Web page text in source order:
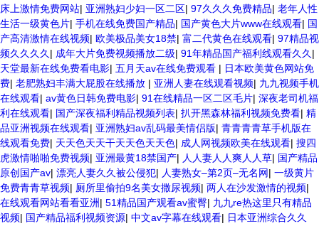
床上激情免费网站| 亚洲熟妇少妇一区二区| 97久久久免费精品| 老年人性
生活一级黄色片| 手机在线免费国产精品| 国产黄色大片www在线观看| 国
产高清激情在线视频| 欧美极品美女18禁| 富二代黄色在线观看| 97精品视
频久久久久 | 成年大片免费视频播放二级| 91年精品国产福利线观看久久 |
天堂最新在线免费看电影| 五月天av在线免费观看 | 日本欧美黄色网站免
费| 老肥熟妇丰满大屁股在线播放 | 亚洲人妻在线观看视频| 九九视频手机
在线观看| av黄色日韩免费电影| 91在线精品一区二区毛片| 深夜老司机福
利在线观看| 国产深夜福利精品视频列表| 扒开黑森林福利视频免费看| 精
品亚洲视频在线观看| 亚洲熟妇av乱码最美情侣版| 青青青青草手机版在
线观看免费| 天天色天天干天天色天天色| 成人网视频欧美在线观看| 搜四
虎激情啪啪免费视频| 亚洲最黄18禁国产| 人人妻人人爽人人草| 国产精品
原创国产av| 漂亮人妻久久被公侵犯| 人妻熟女–第2页–无名网| 一级黄片
免费青青草视频| 厕所里偷拍9名美女撒尿视频| 两人在沙发激情的视频|
在线观看网站看看亚洲| 51精品国产观看av蜜臀| 九九re热这里只有精品
视频| 国产精品福利视频资源| 中文av字幕在线观看| 日本亚洲综合久久